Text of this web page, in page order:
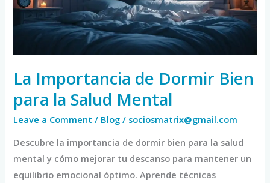
La Importancia de Dormir Bien
para la Salud Mental
Leave a Comment / Blog / sociosmatrix@gmail.com
Descubre la importancia de dormir bien para la salud
mental y cómo mejorar tu descanso para mantener un
equilibrio emocional óptimo. Aprende técnicas
para
Mental